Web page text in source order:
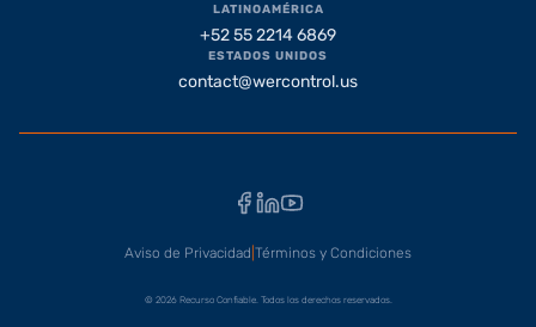
LATINOAMÉRICA
+52 55 2214 6869
ESTADOS UNIDOS
contact@wercontrol.us
© 2026 Recurso Confiable. Todos los derechos reservados.
Aviso de Privacidad Términos y Condiciones